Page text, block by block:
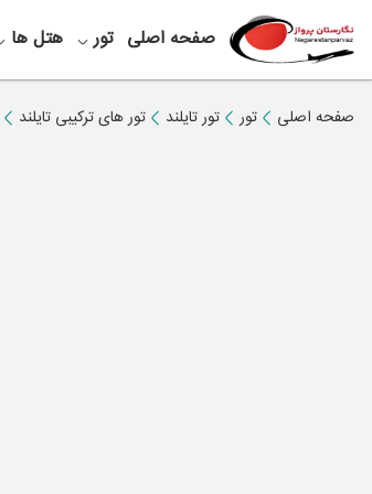
صفحه اصلی تور هتل ها
صفحه اصلی تور تور تایلند تور های ترکیبی تایلند